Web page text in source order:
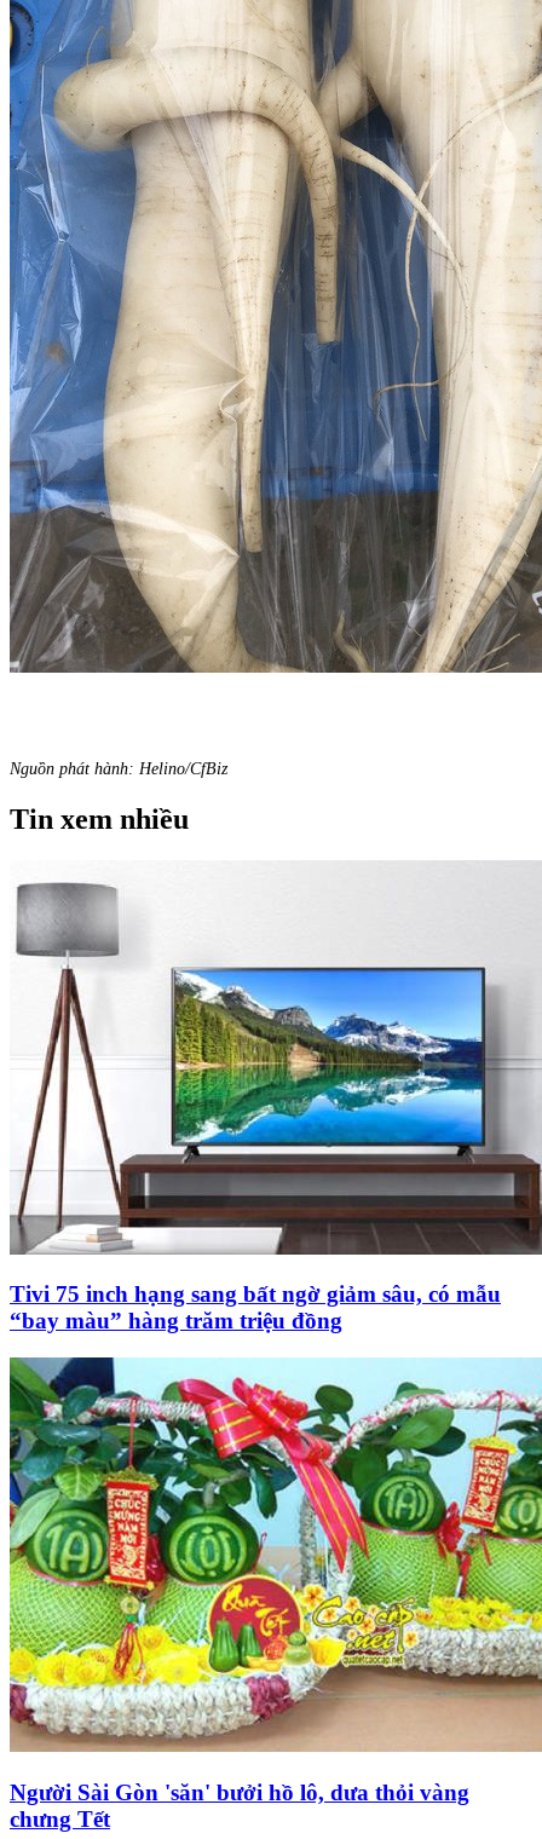
Nguồn phát hành: Helino/CfBiz
Tin xem nhiều
Tivi 75 inch hạng sang bất ngờ giảm sâu, có mẫu
“bay màu” hàng trăm triệu đồng
Người Sài Gòn 'săn' bưởi hồ lô, dưa thỏi vàng
chưng Tết